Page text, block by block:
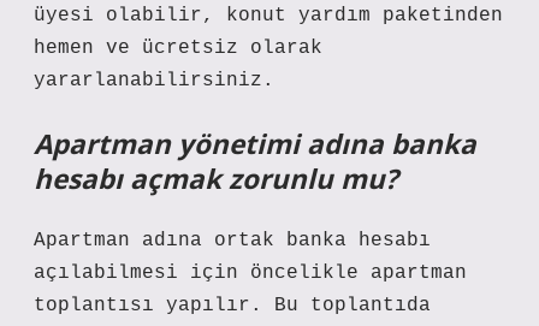
üyesi olabilir, konut yardım paketinden
hemen ve ücretsiz olarak
yararlanabilirsiniz.
Apartman yönetimi adına banka
hesabı açmak zorunlu mu?
Apartman adına ortak banka hesabı
açılabilmesi için öncelikle apartman
toplantısı yapılır. Bu toplantıda